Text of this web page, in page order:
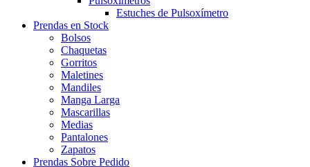
Estuches de Pulsoxímetro
Prendas en Stock
Bolsos
Chaquetas
Gorritos
Maletines
Mandiles
Manga Larga
Mascarillas
Medias
Pantalones
Zapatos
Prendas Sobre Pedido